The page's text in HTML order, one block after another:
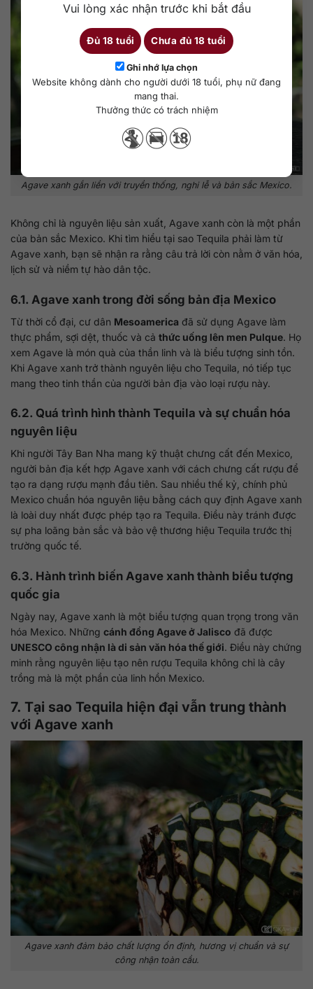
Vui lòng xác nhận trước khi bắt đầu
Đủ 18 tuổi Chưa đủ 18 tuổi
Ghi nhớ lựa chọn
Website không dành cho người dưới 18 tuổi, phụ nữ đang
mang thai.
Thưởng thức có trách nhiệm
Agave xanh gắn liền với truyền thống, nghi lễ và bản sắc Mexico.
Không chỉ là nguyên liệu sản xuất, Agave xanh còn là một phần
của bản sắc Mexico. Khi tìm hiểu tại sao Tequila phải làm từ
Agave xanh, bạn sẽ nhận ra rằng câu trả lời còn nằm ở văn hóa,
lịch sử và niềm tự hào dân tộc.
6.1. Agave xanh trong đời sống bản địa Mexico
Từ thời cổ đại, cư dân Mesoamerica đã sử dụng Agave làm
thực phẩm, sợi dệt, thuốc và cả thức uống lên men Pulque. Họ
xem Agave là món quà của thần linh và là biểu tượng sinh tồn.
Khi Agave xanh trở thành nguyên liệu cho Tequila, nó tiếp tục
mang theo tinh thần của người bản địa vào loại rượu này.
6.2. Quá trình hình thành Tequila và sự chuẩn hóa
nguyên liệu
Khi người Tây Ban Nha mang kỹ thuật chưng cất đến Mexico,
người bản địa kết hợp Agave xanh với cách chưng cất rượu để
tạo ra dạng rượu mạnh đầu tiên. Sau nhiều thế kỷ, chính phủ
Mexico chuẩn hóa nguyên liệu bằng cách quy định Agave xanh
là loài duy nhất được phép tạo ra Tequila. Điều này tránh được
sự pha loãng bản sắc và bảo vệ thương hiệu Tequila trước thị
trường quốc tế.
6.3. Hành trình biến Agave xanh thành biểu tượng
quốc gia
Ngày nay, Agave xanh là một biểu tượng quan trọng trong văn
hóa Mexico. Những cánh đồng Agave ở Jalisco đã được
UNESCO công nhận là di sản văn hóa thế giới. Điều này chứng
minh rằng nguyên liệu tạo nên rượu Tequila không chỉ là cây
trồng mà là một phần của linh hồn Mexico.
7. Tại sao Tequila hiện đại vẫn trung thành
với Agave xanh
Agave xanh đảm bảo chất lượng ổn định, hương vị chuẩn và sự
công nhận toàn cầu.